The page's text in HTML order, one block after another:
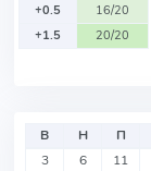
+0.5
16/20
+1.5
20/20
В Н П
3
6 11